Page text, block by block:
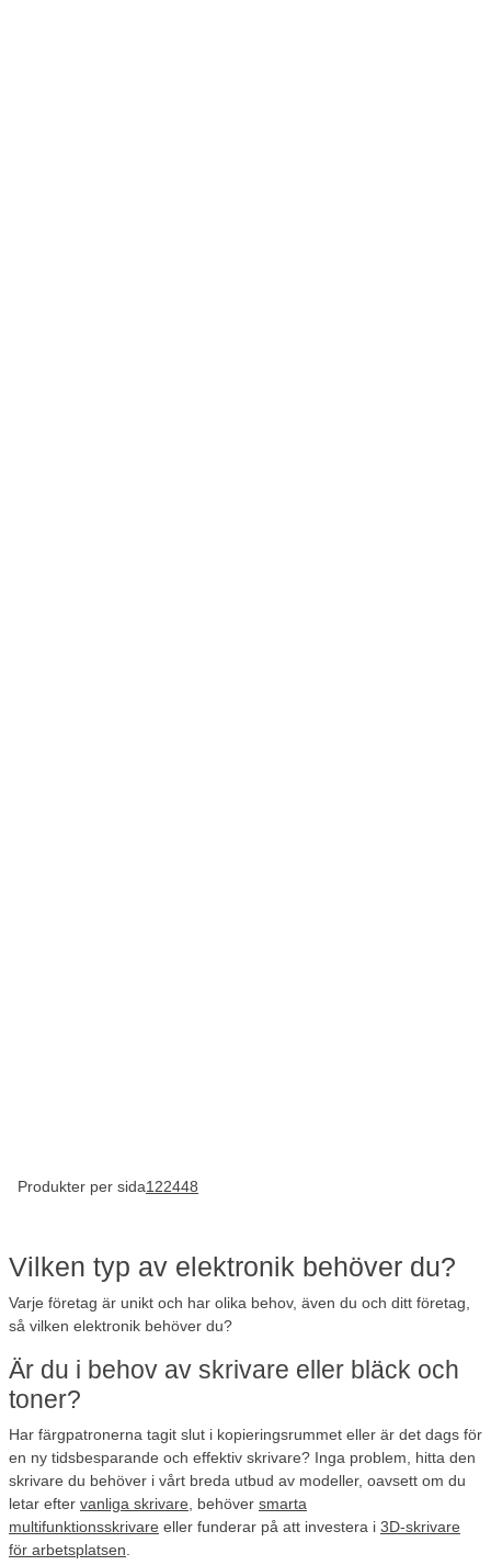
Produkter per sida122448
Vilken typ av elektronik behöver du?
Varje företag är unikt och har olika behov, även du och ditt företag,
så vilken elektronik behöver du?
Är du i behov av skrivare eller bläck och
toner?
Har färgpatronerna tagit slut i kopieringsrummet eller är det dags för
en ny tidsbesparande och effektiv skrivare? Inga problem, hitta den
skrivare du behöver i vårt breda utbud av modeller, oavsett om du
letar efter vanliga skrivare , behöver smarta
multifunktionsskrivare eller funderar på att investera i 3D-skrivare
för arbetsplatsen